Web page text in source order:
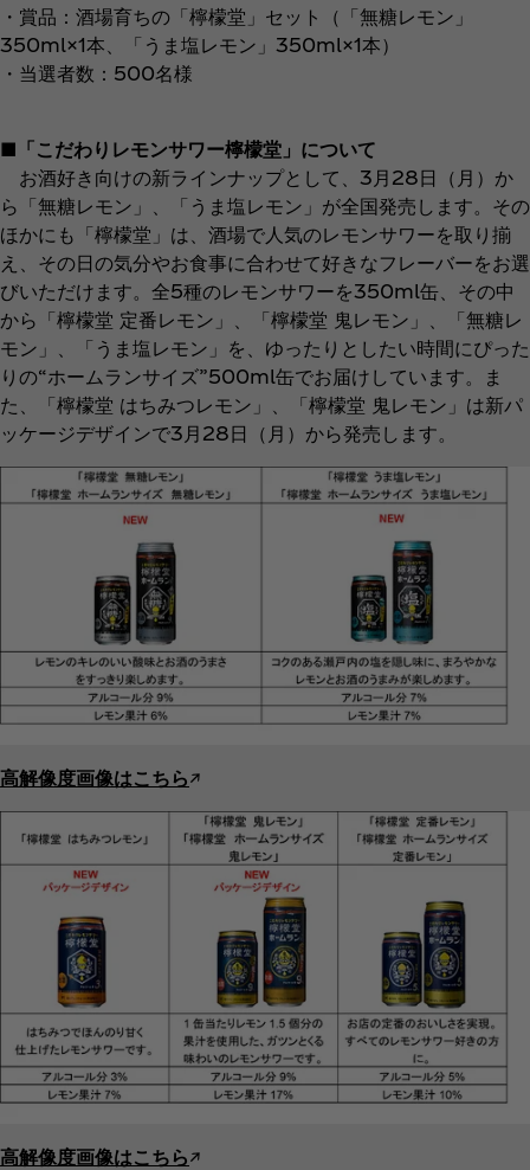
・賞品：酒場育ちの「檸檬堂」セット（「無糖レモン」
350ml×1本、「うま塩レモン」350ml×1本）
・当選者数：500名様
■「こだわりレモンサワー檸檬堂」について
お酒好き向けの新ラインナップとして、3月28日（月）か
ら「無糖レモン」、「うま塩レモン」が全国発売します。その
ほかにも「檸檬堂」は、酒場で人気のレモンサワーを取り揃
え、その日の気分やお食事に合わせて好きなフレーバーをお選
びいただけます。全5種のレモンサワーを350ml缶、その中
から「檸檬堂 定番レモン」、「檸檬堂 鬼レモン」、「無糖レ
モン」、「うま塩レモン」を、ゆったりとしたい時間にぴった
りの“ホームランサイズ”500ml缶でお届けしています。ま
た、「檸檬堂 はちみつレモン」、「檸檬堂 鬼レモン」は新パ
ッケージデザインで3月28日（月）から発売します。
高解像度画像はこちら↗︎
高解像度画像はこちら↗︎